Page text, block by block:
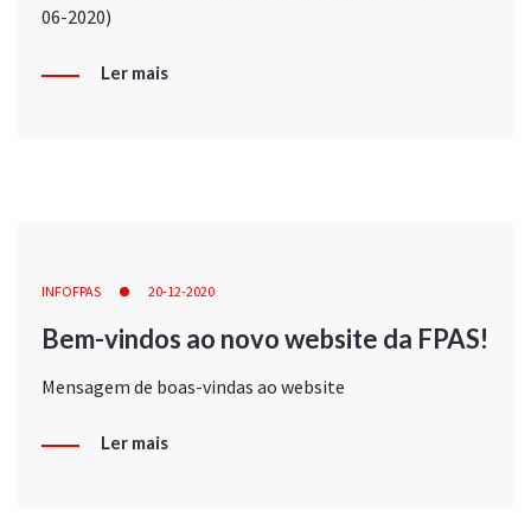
06-2020)
Ler mais
INFOFPAS 20-12-2020
Bem-vindos ao novo website da FPAS!
Mensagem de boas-vindas ao website
Ler mais